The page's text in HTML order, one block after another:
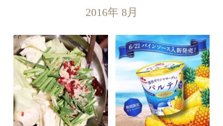
2016年 8月